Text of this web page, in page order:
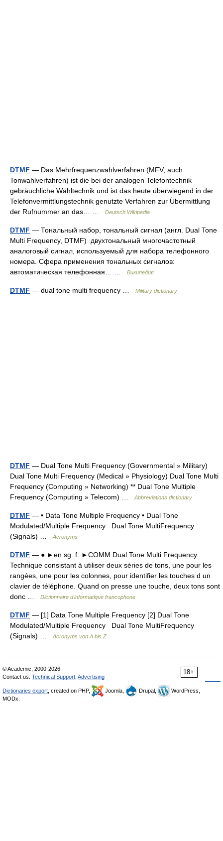
DTMF — Das Mehrfrequenzwahlverfahren (MFV, auch
Tonwahlverfahren) ist die bei der analogen Telefontechnik
gebräuchliche Wähltechnik und ist das heute überwiegend in der
Telefonvermittlungstechnik genutzte Verfahren zur Übermittlung
der Rufnummer an das… …
Deutsch Wikipedia
DTMF — Тональный набор, тональный сигнал (англ. Dual Tone
Multi Frequency, DTMF) двухтональный многочастотный
аналоговый сигнал, используемый для набора телефонного
номера. Сфера применения тональных сигналов:
автоматическая телефонная… …
Википедия
DTMF — dual tone multi frequency … Military dictionary
DTMF — Dual Tone Multi Frequency (Governmental » Military)
Dual Tone Multi Frequency (Medical » Physiology) Dual Tone Multi
Frequency (Computing » Networking) ** Dual Tone Multiple
Frequency (Computing » Telecom) …
Abbreviations dictionary
DTMF — • Data Tone Multiple Frequency • Dual Tone
Modulated/Multiple Frequency Dual Tone MultiFrequency
(Signals) …
Acronyms
DTMF — ● ►en sg. f. ►COMM Dual Tone Multi Frequency.
Technique consistant à utiliser deux séries de tons, une pour les
rangées, une pour les colonnes, pour identifier les touches d un
clavier de téléphone. Quand on presse une touche, deux tons sont
donc …
Dictionnaire d'informatique francophone
DTMF — [1] Data Tone Multiple Frequency [2] Dual Tone
Modulated/Multiple Frequency Dual Tone MultiFrequency
(Signals) …
Acronyms von A bis Z
18+
© Academic, 2000-2026
Contact us: Technical Support Advertising
Dictionaries export , created on PHP, Joomla, Drupal,
WordPress,
MODx.